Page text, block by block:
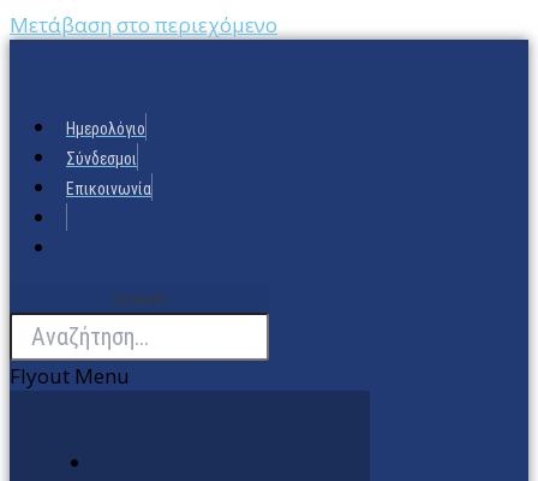
Μετάβαση στο περιεχόμενο
Ημερολόγιο
Σύνδεσμοι
Επικοινωνία
Search
Flyout Menu